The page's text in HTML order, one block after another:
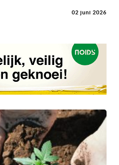
02 juni 2026